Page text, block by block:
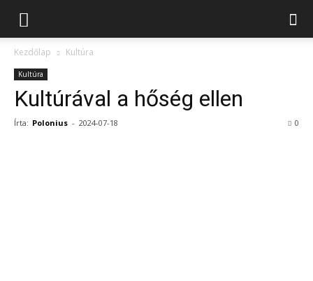
Kezdőlap Kultúra
Kultúra
Kultúrával a hőség ellen
Írta: Polonius - 2024-07-18 0